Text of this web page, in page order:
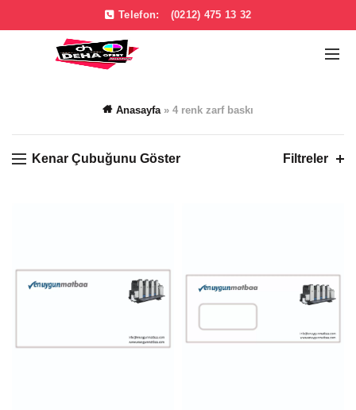
Telefon: (0212) 475 13 32
Anasayfa» 4 renk zarf baskı
Kenar Çubuğunu Göster Filtreler